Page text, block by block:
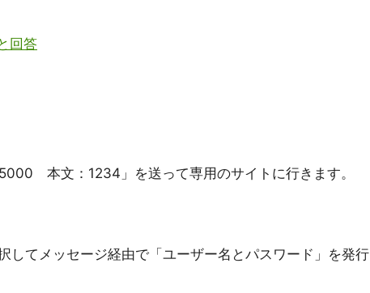
回答
本文：1234」を送って専用のサイトに行きます。
してメッセージ経由で「ユーザー名とパスワード」を発行